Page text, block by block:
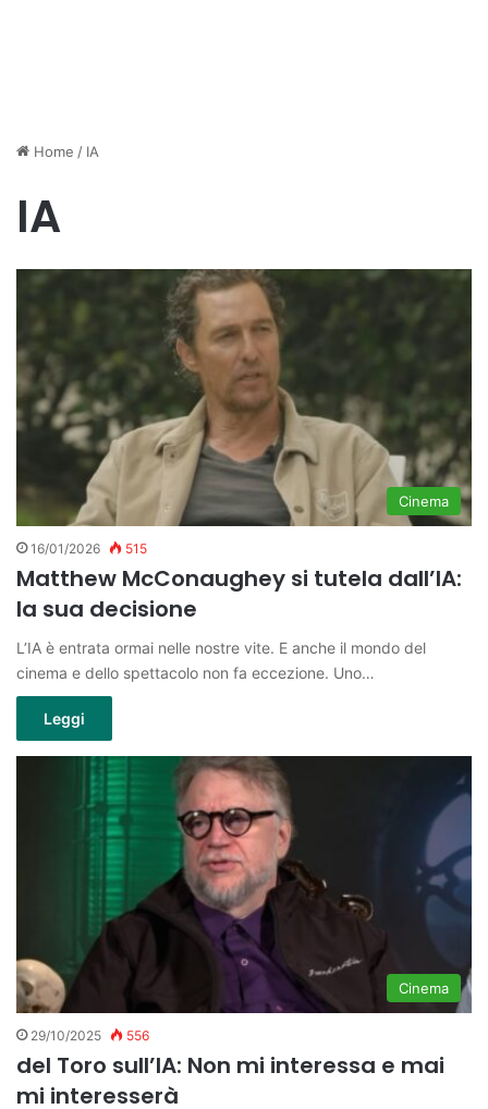
Home / IA
IA
Cinema
16/01/2026 515
Matthew McConaughey si tutela dall’IA:
la sua decisione
L’IA è entrata ormai nelle nostre vite. E anche il mondo del
cinema e dello spettacolo non fa eccezione. Uno…
Leggi
Cinema
29/10/2025 556
del Toro sull’IA: Non mi interessa e mai
mi interesserà